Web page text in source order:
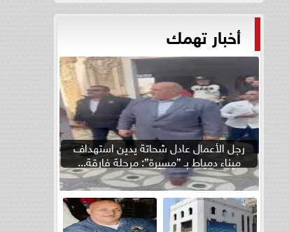
أخبار تهمك
رجل الأعمال عادل شحاتة يدين استهداف
ميناء دمياط بـ ”مسيرة”: مرحلة فارقة...